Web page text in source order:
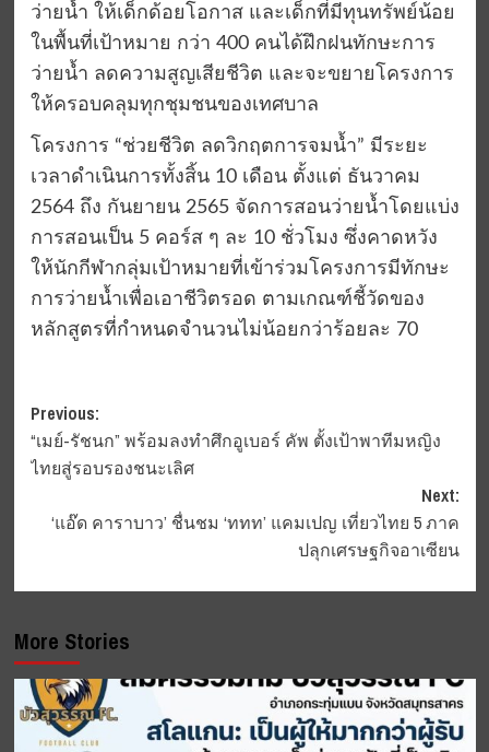
ว่ายน้ำ ให้เด็กด้อยโอกาส และเด็กที่มีทุนทรัพย์น้อย
ในพื้นที่เป้าหมาย กว่า 400 คนได้ฝึกฝนทักษะการ
ว่ายน้ำ ลดความสูญเสียชีวิต และจะขยายโครงการ
ให้ครอบคลุมทุกชุมชนของเทศบาล
โครงการ “ช่วยชีวิต ลดวิกฤตการจมน้ำ” มีระยะ
เวลาดำเนินการทั้งสิ้น 10 เดือน ตั้งแต่ ธันวาคม
2564 ถึง กันยายน 2565 จัดการสอนว่ายน้ำโดยแบ่ง
การสอนเป็น 5 คอร์ส ๆ ละ 10 ชั่วโมง ซึ่งคาดหวัง
ให้นักกีฬากลุ่มเป้าหมายที่เข้าร่วมโครงการมีทักษะ
การว่ายน้ำเพื่อเอาชีวิตรอด ตามเกณฑ์ชี้วัดของ
หลักสูตรที่กำหนดจำนวนไม่น้อยกว่าร้อยละ 70
Post
navigation
Previous:
“เมย์-รัชนก” พร้อมลงทำศึกอูเบอร์ คัพ ตั้งเป้าพาทีมหญิง
ไทยสู่รอบรองชนะเลิศ
Next:
‘แอ๊ด คาราบาว’ ชื่นชม ‘ททท’ แคมเปญ เที่ยวไทย 5 ภาค
ปลุกเศรษฐกิจอาเซียน
More Stories